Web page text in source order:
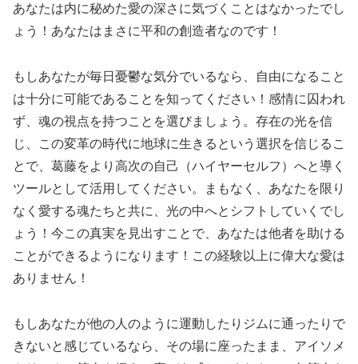
あなたは内に秘めた愛の深さに気づくことはなかったでし
ょう！あなたはまさに平和の創造者なのです！
もしあなたが毎日憂鬱な気分でいるなら、自由になること
は十分に可能であることを知ってください！感情に囚われ
ず、魂の視点を持つことを選びましょう。存在の光を信
じ、この変革の時代に地球に生きるという選択を信じるこ
とで、葛藤をより高次の自己（ハイヤーセルフ）へと導く
ツールとして活用してください。まもなく、あなたを限り
なく愛する魂たちと共に、光の中へとシフトしていくでし
ょう！今この真実を見出すことで、あなたは他者を助ける
ことができるようになります！この経験以上に偉大な愛は
ありません！
もしあなたが他の人のように運動したりジムに通ったりで
きないと感じているなら、その場に座ったまま、アイソメ